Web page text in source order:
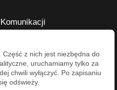
z nich jest niezbędna do
uruchamiamy tylko za
chwili wyłączyć. Po zapisaniu
odświeży.